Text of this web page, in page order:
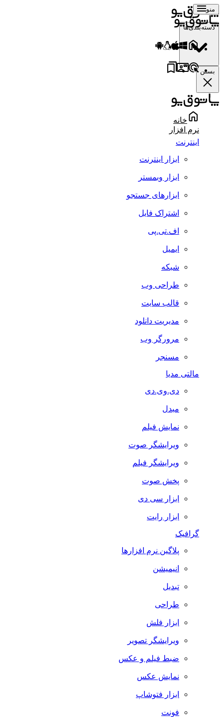
منو
دسته‌بندی‌ها
بستن
خانه
نرم افزار
اینترنت
ابزار اینترنت
ابزار وبمستر
ابزارهای جستجو
اشتراک فایل
اف.تی.پی
ایمیل
شبکه
طراحی وب
قالب سایت
مدیریت دانلود
مرورگر وب
مسنجر
مالتی مدیا
دی.وی.دی
مبدل
نمایش فیلم
ویرایشگر صوت
ویرایشگر فیلم
پخش صوت
ابزار سی دی
ابزار رایت
گرافیک
پلاگین نرم افزارها
انیمیشن
تبدیل
طراحی
ابزار فلش
ویرایشگر تصویر
ضبط فيلم و عكس
نمایش عکس
ابزار فتوشاپ
فونت